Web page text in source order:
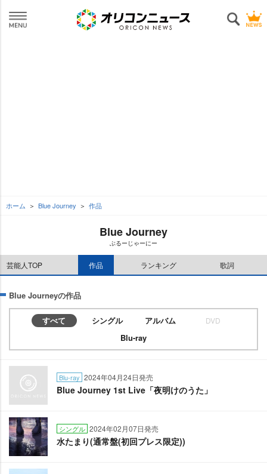
ホーム Blue Journey 作品
Blue Journey
ぶるーじゃーにー
芸能人TOP 作品 ランキング 歌詞
Blue Journeyの作品
すべて シングル アルバム DVD
Blu-ray
Blu-ray 2024年04月24日発売
Blue Journey 1st Live「夜明けのうた」
シングル 2024年02月07日発売
水たまり(通常盤(初回プレス限定))